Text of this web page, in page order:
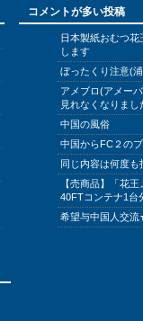
コメントが多い投稿
日本製紙おむつ
します
ぼったくり注意(
アメブロ(アメー
見れなくなりまし
中国の風俗
中国からFC２の
同じ内容は何度
【売商品】「花
40FTコンテナ1台
希望与中国人交